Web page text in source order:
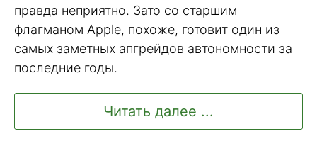
правда неприятно. Зато со старшим
флагманом Apple, похоже, готовит один из
самых заметных апгрейдов автономности за
последние годы.
Читать далее ...